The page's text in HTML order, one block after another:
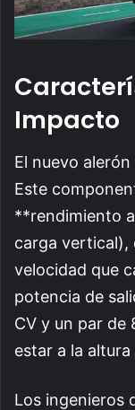
Impacto
El nuevo
Este
**rendimiento
carga vertical),
velocidad que
potencia de
CV y un par de
estar a la
Los ingenieros